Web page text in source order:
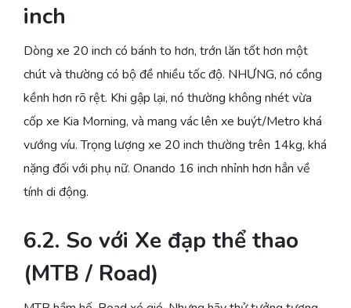
inch
Dòng xe 20 inch có bánh to hơn, trớn lăn tốt hơn một
chút và thường có bộ đề nhiều tốc độ. NHƯNG, nó cồng
kềnh hơn rõ rệt. Khi gập lại, nó thường không nhét vừa
cốp xe Kia Morning, và mang vác lên xe buýt/Metro khá
vướng víu. Trọng lượng xe 20 inch thường trên 14kg, khá
nặng đối với phụ nữ. Onando 16 inch nhỉnh hơn hẳn về
tính di động.
6.2. So với Xe đạp thể thao
(MTB / Road)